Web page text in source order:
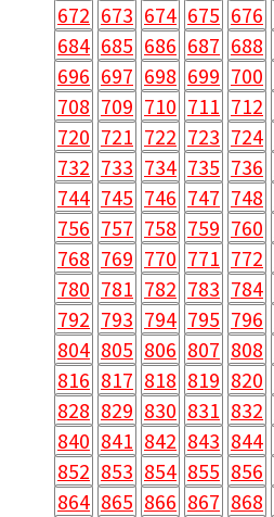
672 673 674 675 676
684 685 686 687 688
696 697 698 699 700
708 709 710 711 712
720 721 722 723 724
732 733 734 735 736
744 745 746 747 748
756 757 758 759 760
768 769 770 771 772
780 781 782 783 784
792 793 794 795 796
804 805 806 807 808
816 817 818 819 820
828 829 830 831 832
840 841 842 843 844
852 853 854 855 856
864 865 866 867 868